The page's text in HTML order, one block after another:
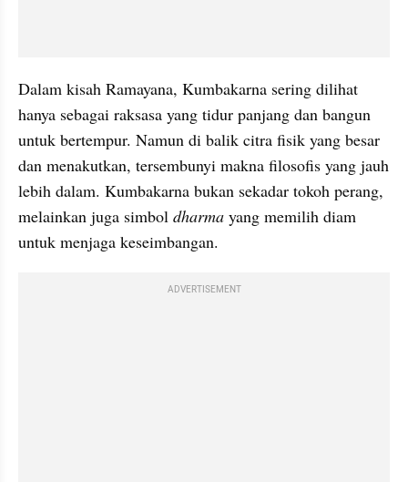
Dalam kisah Ramayana, Kumbakarna sering dilihat
hanya sebagai raksasa yang tidur panjang dan bangun
untuk bertempur. Namun di balik citra fisik yang besar
dan menakutkan, tersembunyi makna filosofis yang jauh
lebih dalam. Kumbakarna bukan sekadar tokoh perang,
melainkan juga simbol dharma yang memilih diam
untuk menjaga keseimbangan.
ADVERTISEMENT